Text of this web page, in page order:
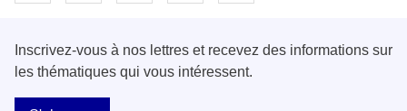
Inscrivez-vous à nos lettres et recevez des informations sur
les thématiques qui vous intéressent.